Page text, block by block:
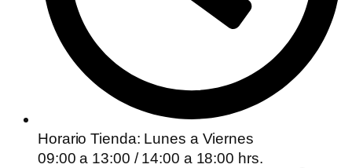
Horario Tienda: Lunes a Viernes
09:00 a 13:00 / 14:00 a 18:00 hrs.